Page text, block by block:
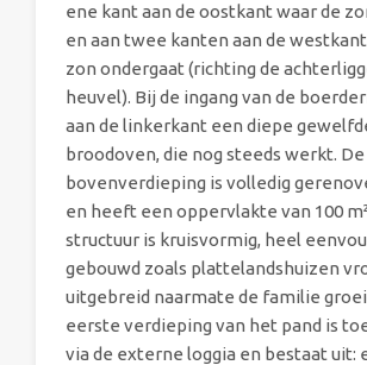
ene kant aan de oostkant waar de
en aan twee kanten aan de
zon ondergaat (richting de
heuvel). Bij de ingang van de
aan de linkerkant een diepe
broodoven, die nog steeds werkt. De
bovenverdieping is volledig
en heeft een oppervlakte van 100
structuur is kruisvormig, heel
gebouwd zoals plattelandshuizen
uitgebreid naarmate de familie
eerste verdieping van het pand is
via de externe loggia en bestaat uit: